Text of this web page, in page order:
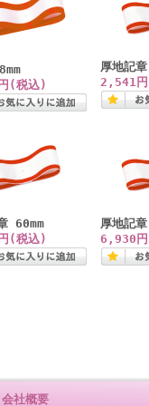
(税込)
厚地記
2,541
60mm
(税込)
厚地記
6,930
会社概要